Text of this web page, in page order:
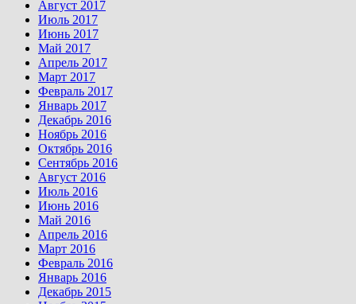
Август 2017
Июль 2017
Июнь 2017
Май 2017
Апрель 2017
Март 2017
Февраль 2017
Январь 2017
Декабрь 2016
Ноябрь 2016
Октябрь 2016
Сентябрь 2016
Август 2016
Июль 2016
Июнь 2016
Май 2016
Апрель 2016
Март 2016
Февраль 2016
Январь 2016
Декабрь 2015